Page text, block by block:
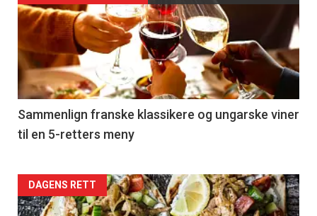
akkurat
nå
-
5
Sammenlign franske klassikere og ungarske viner
til en 5-retters meny
Forsiden
DAGENS RETT